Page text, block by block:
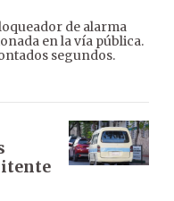
de alarma
en la vía pública.
segundos.